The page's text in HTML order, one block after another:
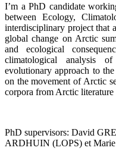
I’m a PhD candidate
between Ecology,
interdisciplinary project that
global change on Arctic
and ecological
climatological analysis
evolutionary approach to the
on the movement of Arctic
corpora from Arctic
PhD supervisors: David
ARDHUIN (LOPS) et